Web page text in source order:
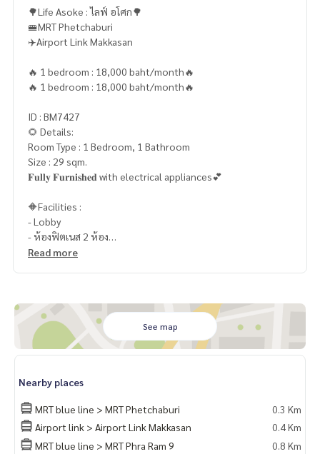
🌳Life Asoke : ไลฟ์ อโศก🌳
🚝MRT Phetchaburi
✈️Airport Link Makkasan
🔥 1 bedroom : 18,000 baht/month🔥
🔥 1 bedroom : 18,000 baht/month🔥
ID : BM7427
🌻 Details:
Room Type : 1 Bedroom, 1 Bathroom
Size : 29 sqm.
𝐅𝐮𝐥𝐥𝐲 𝐅𝐮𝐫𝐧𝐢𝐬𝐡𝐞𝐝 with electrical appliances💕
🔶Facilities :
- Lobby
- ห้องฟิตเนส 2 ห้อง
- สระว่ายน้ำ + สตีม
- Keycard
- รปภ. 24 ชม.
📍สถานที่ใกล้เคียง :
- รถไฟฟ้า Airport Link มักกะสัน
- มศว : 500 ม.
- Metro Mall (MRT เพชรบุรี) : 200 ม.
- Singha Complex : 300 ม.
- Fortune Town : 900 ม.
Read more
See map
Nearby places
MRT blue line > MRT Phetchaburi
0.3 Km
Airport link > Airport Link Makkasan
0.4 Km
MRT blue line > MRT Phra Ram 9
0.8 Km